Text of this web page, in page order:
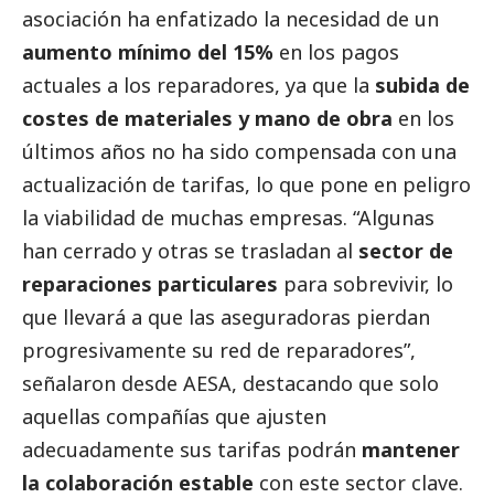
asociación ha enfatizado la necesidad de un
aumento mínimo del 15% en los pagos
actuales a los reparadores, ya que la subida de
costes de materiales y mano de obra en los
últimos años no ha sido compensada con una
actualización de tarifas, lo que pone en peligro
la viabilidad de muchas empresas. “Algunas
han cerrado y otras se trasladan al sector de
reparaciones particulares para sobrevivir, lo
que llevará a que las aseguradoras pierdan
progresivamente su red de reparadores”,
señalaron desde AESA, destacando que solo
aquellas compañías que ajusten
adecuadamente sus tarifas podrán mantener
la colaboración estable con este sector clave.